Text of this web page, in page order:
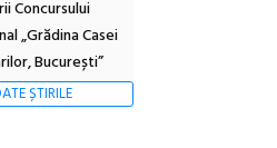
Concursului
„Grădina Casei
București”
ȘTIRILE